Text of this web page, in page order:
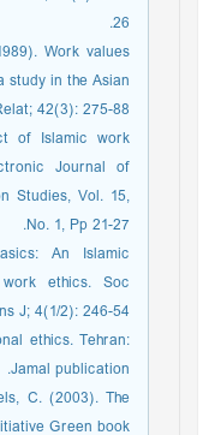
26.
Work values
study in the Asian
42(3): 275-88.
of Islamic work
Journal of
Studies, Vol. 15,
No. 1, Pp 21-27.
An Islamic
ethics. Soc
J; 4(1/2): 246-54.
ethics. Tehran:
Jamal publication.
C. (2003). The
Green book.